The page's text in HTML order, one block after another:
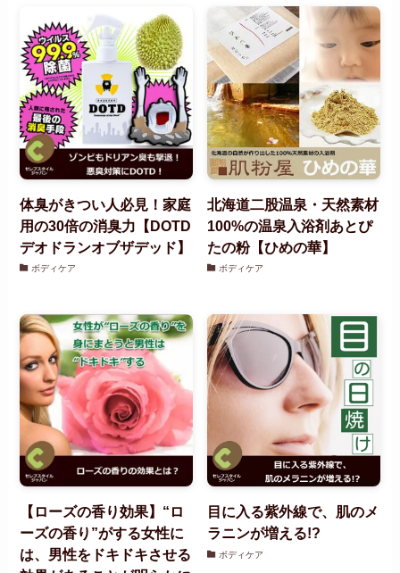
体臭がきつい人必見！家庭
用の30倍の消臭力【DOTD
デオドランオブザデッド】
ボディケア
北海道二股温泉・天然素材
100%の温泉入浴剤あとぴ
たの粉【ひめの華】
ボディケア
【ローズの香り効果】“ロ
ーズの香り”がする女性に
は、男性をドキドキさせる
目に入る紫外線で、肌のメ
ラニンが増える!?
ボディケア